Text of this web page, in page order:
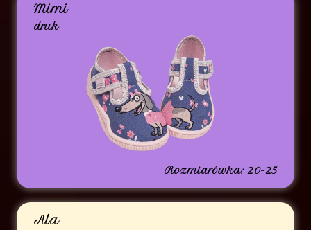
Mimi
druk
Rozmiarówka: 20-25
Ala